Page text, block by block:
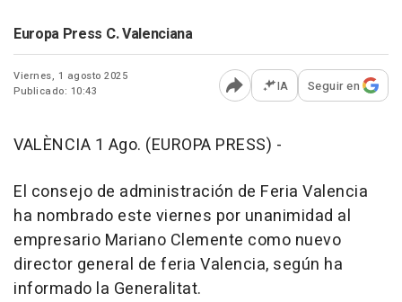
Europa Press C. Valenciana
Viernes, 1 agosto 2025
Publicado: 10:43
Abrir opciones para
IA Seguir en
VALÈNCIA 1 Ago. (EUROPA PRESS) -
El consejo de administración de Feria Valencia
ha nombrado este viernes por unanimidad al
empresario Mariano Clemente como nuevo
director general de feria Valencia, según ha
informado la Generalitat.